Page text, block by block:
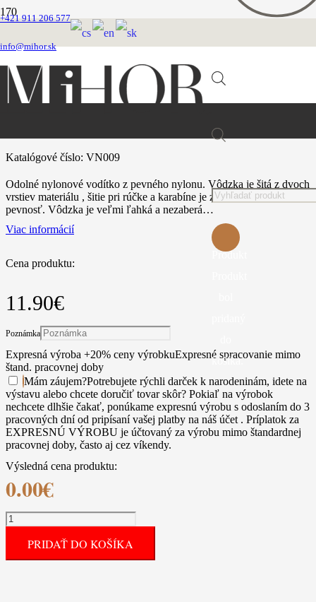
+421 911 206 577
info@mihor.sk
Products
search
Produkt
košíka.
Domovská stránka
Vôdzky nylonové ploché
Žltá vôdzka s plocheho nylonu
Katalógové číslo: VN009
Odolné nylonové vodítko z pevného nylonu. Vôdzka je šitá z dvoch
vrstiev materiálu , šitie pri rúčke a karabíne je zosilnené pre vysokú
pevnosť. Vôdzka je veľmi ľahká a nezaberá…
Viac informácií
Cena produktu:
11.90€
Poznámka
Expresná výroba +20% ceny výrobkuExpresné spracovanie mimo
štand. pracovnej doby
Mám záujem?Potrebujete rýchli darček k narodeninám, idete na
výstavu alebo chcete doručiť tovar skôr? Pokiaľ na výrobok
nechcete dlhšie čakať, ponúkame expresnú výrobu s odoslaním do 3
pracovných dní od pripísaní vašej platby na náš účet . Príplatok za
EXPRESNÚ VÝROBU je účtovaný za výrobu mimo štandardnej
pracovnej doby, často aj cez víkendy.
Výsledná cena produktu:
0.00€
množstvo
Žltá
vôdzkaPRIDAŤ DO KOŠÍKA